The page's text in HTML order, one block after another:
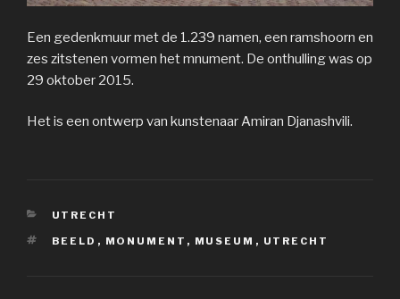
Een gedenkmuur met de 1.239 namen, een ramshoorn en
zes zitstenen vormen het mnument. De onthulling was op
29 oktober 2015.
Het is een ontwerp van kunstenaar Amiran Djanashvili.
CATEGORIEËN
UTRECHT
TAGS
BEELD , MONUMENT , MUSEUM , UTRECHT